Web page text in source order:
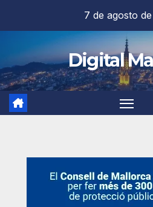
contenido
7 de agosto
Digital